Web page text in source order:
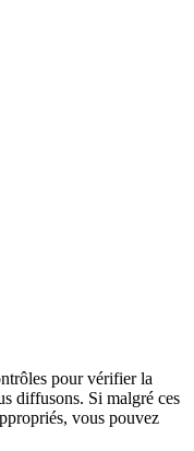
pour vérifier la
diffusons. Si malgré ces
vous pouvez